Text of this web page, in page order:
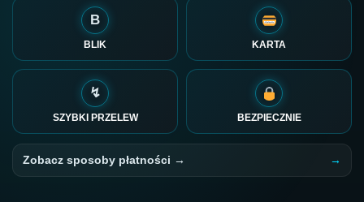
B
BLIK KARTA
↯
SZYBKI PRZELEW BEZPIECZNIE
Zobacz sposoby płatności →